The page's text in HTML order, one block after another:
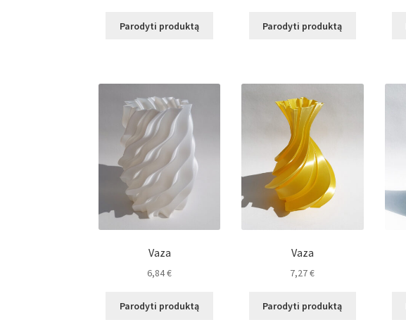
Parodyti produktą Parodyti produktą
Vaza
6,84€
Parodyti produktą
Vaza
7,27€
Parodyti produktą